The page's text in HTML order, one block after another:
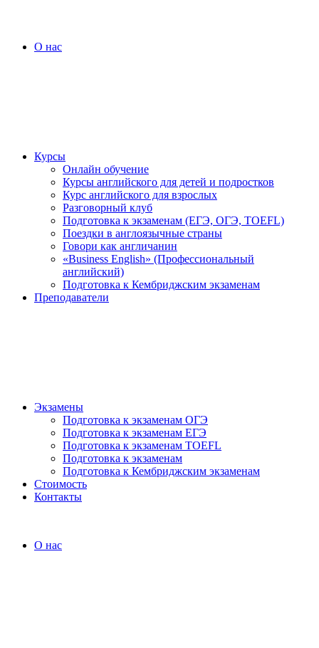
О нас
Курсы
Онлайн обучение
Курсы английского для детей и подростков
Курс английского для взрослых
Разговорный клуб
Подготовка к экзаменам (ЕГЭ, ОГЭ, TOEFL)
Поездки в англоязычные страны
Говори как англичанин
«Business English» (Профессиональный
английский)
Подготовка к Кембриджским экзаменам
Преподаватели
Экзамены
Подготовка к экзаменам ОГЭ
Подготовка к экзаменам ЕГЭ
Подготовка к экзаменам TOEFL
Подготовка к экзаменам
Подготовка к Кембриджским экзаменам
Стоимость
Контакты
О нас